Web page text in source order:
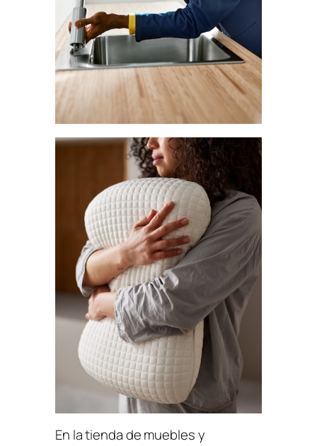
En la tienda de muebles y